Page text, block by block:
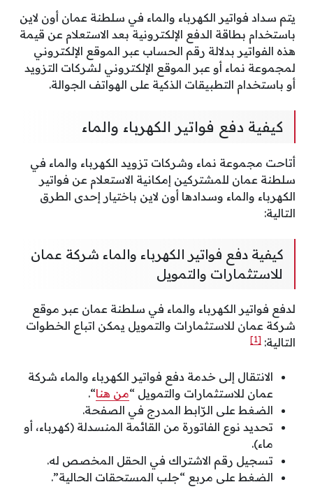
يتم سداد فواتير الكهرباء والماء في سلطنة عمان أون لاين
باستخدام بطاقة الدفع الإلكترونية بعد الاستعلام عن قيمة
هذه الفواتير بدلالة رقم الحساب عبر الموقع الإلكتروني
لمجموعة نماء أو عبر الموقع الإلكتروني لشركات التزويد
أو باستخدام التطبيقات الذكية على الهواتف الجوالة.
كيفية دفع فواتير الكهرباء والماء
أتاحت مجموعة نماء وشركات تزويد الكهرباء والماء في
سلطنة عمان للمشتركين إمكانية الاستعلام عن فواتير
الكهرباء والماء وسدادها أون لاين باختيار إحدى الطرق
التالية:
كيفية دفع فواتير الكهرباء والماء شركة عمان
للاستثمارات والتمويل
لدفع فواتير الكهرباء والماء في سلطنة عمان عبر موقع
شركة عمان للاستثمارات والتمويل يمكن اتباع الخطوات
التالية: [1]
الانتقال إلى خدمة دفع فواتير الكهرباء والماء شركة
عمان للاستثمارات والتمويل “من هنا“.
الضغط على الرّابط المدرج في الصفحة.
تحديد نوع الفاتورة من القائمة المنسدلة (كهرباء، أو
ماء).
تسجيل رقم الاشتراك في الحقل المخصص له.
الضغط على مربع “جلب المستحقات الحالية”.